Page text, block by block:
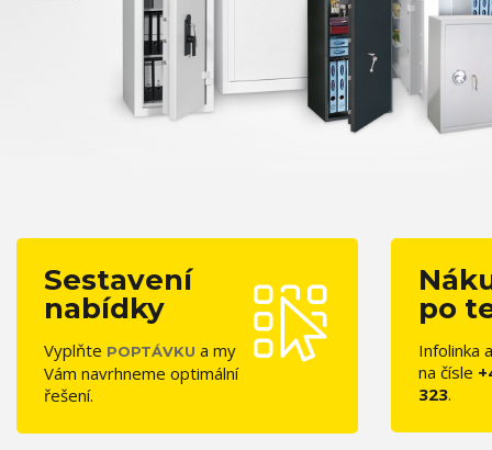
Sestavení
nabídky
Vyplňte POPTÁVKU a my
Vám navrhneme optimální
řešení.
po
Infolinka
na čísle
323.